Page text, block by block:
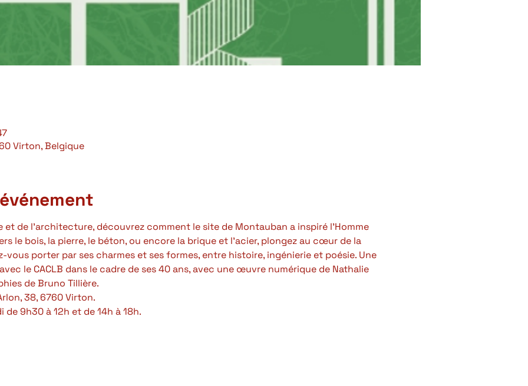
Virton, Belgique
de l’architecture, découvrez comment le site de Montauban a inspiré l’Homme
le bois, la pierre, le béton, ou encore la brique et l’acier, plongez au cœur de la
vous porter par ses charmes et ses formes, entre histoire, ingénierie et poésie. Une
le CACLB dans le cadre de ses 40 ans, avec une œuvre numérique de Nathalie
de Bruno Tillière.
38, 6760 Virton.
de 9h30 à 12h et de 14h à 18h.